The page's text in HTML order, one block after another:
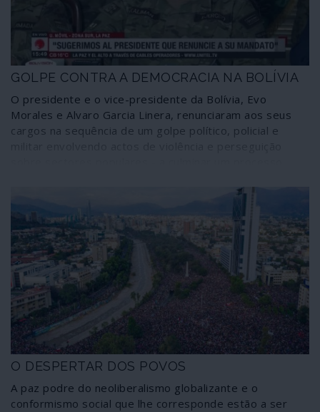
GOLPE CONTRA A DEMOCRACIA NA BOLÍVIA
O presidente e o vice-presidente da Bolívia, Evo
Morales e Alvaro Garcia Linera, renunciaram aos seus
cargos na sequência de um golpe político, policial e
legítimas, livres e democráticas. Em todo o
acto eleitoral, estiveram sectores directamente
patrocinados pela embaixada dos Estados Unidos em La
Paz.
O DESPERTAR DOS POVOS
A paz podre do neoliberalismo globalizante e o
conformismo social que lhe corresponde estão a ser